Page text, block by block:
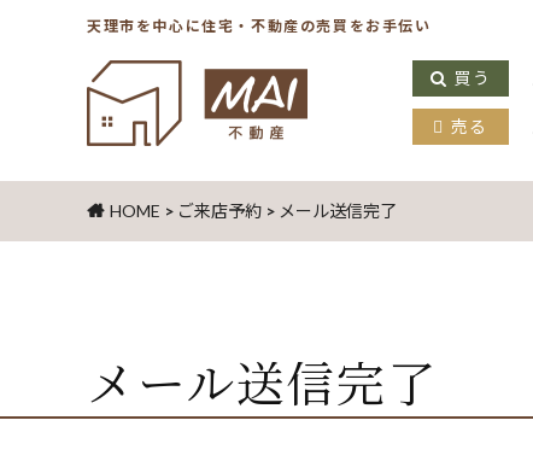
天理市を中心に住宅・不動産の売買をお手伝い
買う
売る
HOME > ご来店予約 > メール送信完了
メール送信完了